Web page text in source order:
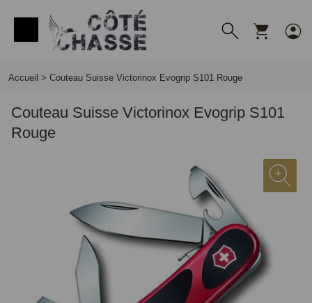
Accueil > Couteau Suisse Victorinox Evogrip S101 Rouge
Couteau Suisse Victorinox Evogrip S101
Rouge